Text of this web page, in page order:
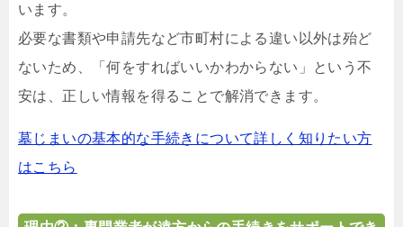
います。
必要な書類や申請先など市町村による違い以外は殆ど
ないため、「何をすればいいかわからない」という不
安は、正しい情報を得ることで解消できます。
墓じまいの基本的な手続きについて詳しく知りたい方
はこちら